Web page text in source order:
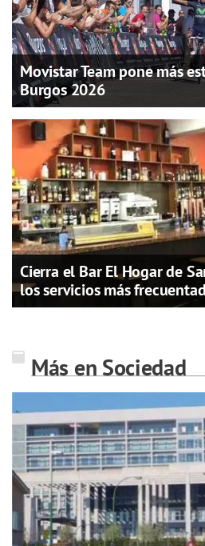
Movistar Team pone más
Burgos 2026
Cierra el Bar El Hogar de
los servicios más
Más en Sociedad